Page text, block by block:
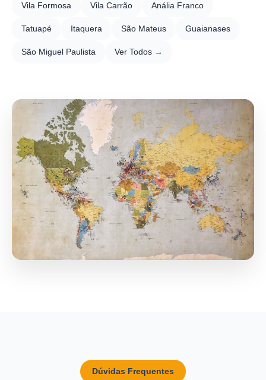
Vila Formosa Vila Carrão Anália Franco
Tatuapé Itaquera São Mateus Guaianases
São Miguel Paulista Ver Todos →
Dúvidas Frequentes